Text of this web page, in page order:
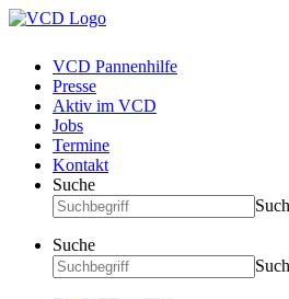
VCD Pannenhilfe
Presse
Aktiv im VCD
Jobs
Termine
Kontakt
Suche
Suche